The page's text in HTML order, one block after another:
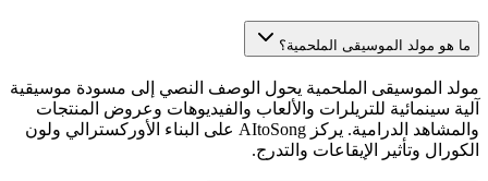
ما هو مولد الموسيقى الملحمية؟
مولد الموسيقى الملحمية يحول الوصف النصي إلى مسودة موسيقية
آلية سينمائية للتريلرات والألعاب والفيديوهات وعروض المنتجات
والمشاهد الدرامية. يركز AItoSong على البناء الأوركسترالي ولون
الكورال وتأثير الإيقاعات والتدرج.